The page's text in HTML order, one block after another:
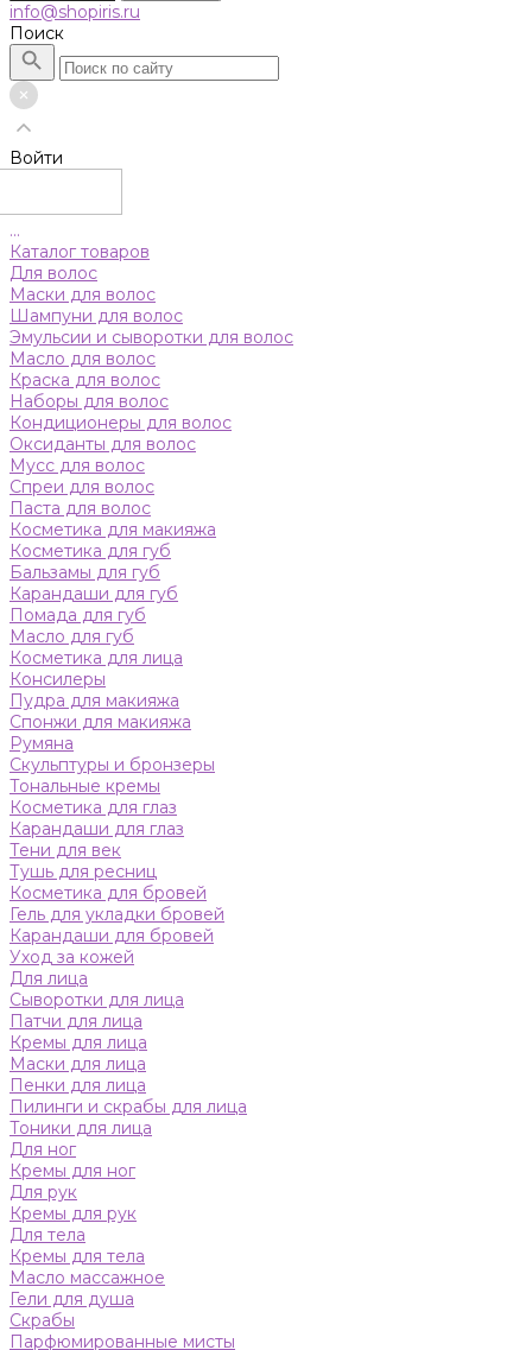
info@shopiris.ru
Поиск
Войти
...
Каталог товаров
Для волос
Маски для волос
Шампуни для волос
Эмульсии и сыворотки для волос
Масло для волос
Краска для волос
Наборы для волос
Кондиционеры для волос
Оксиданты для волос
Мусс для волос
Спреи для волос
Паста для волос
Косметика для макияжа
Косметика для губ
Бальзамы для губ
Карандаши для губ
Помада для губ
Масло для губ
Косметика для лица
Консилеры
Пудра для макияжа
Спонжи для макияжа
Румяна
Скульптуры и бронзеры
Тональные кремы
Косметика для глаз
Карандаши для глаз
Тени для век
Тушь для ресниц
Косметика для бровей
Гель для укладки бровей
Карандаши для бровей
Уход за кожей
Для лица
Сыворотки для лица
Патчи для лица
Кремы для лица
Маски для лица
Пенки для лица
Пилинги и скрабы для лица
Тоники для лица
Для ног
Кремы для ног
Для рук
Кремы для рук
Для тела
Кремы для тела
Масло массажное
Гели для душа
Скрабы
Парфюмированные мисты